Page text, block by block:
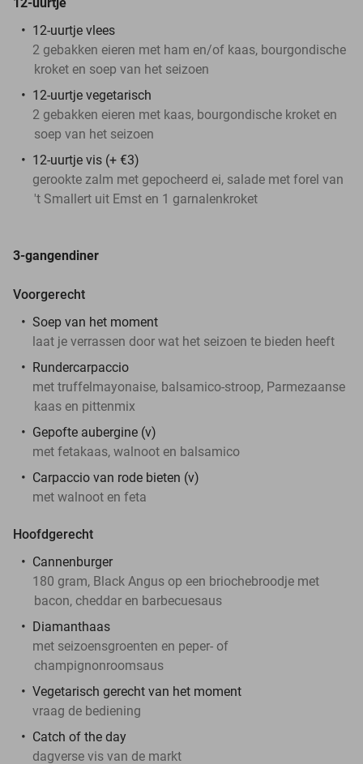
12-uurtje vlees
2 gebakken eieren met ham en/of kaas, bourgondische
kroket en soep van het seizoen
12-uurtje vegetarisch
2 gebakken eieren met kaas, bourgondische kroket en
soep van het seizoen
12-uurtje vis (+ €3)
gerookte zalm met gepocheerd ei, salade met forel van
't Smallert uit Emst en 1 garnalenkroket
3-gangendiner
Voorgerecht
Soep van het moment
laat je verrassen door wat het seizoen te bieden heeft
Rundercarpaccio
met truffelmayonaise, balsamico-stroop, Parmezaanse
kaas en pittenmix
Gepofte aubergine (v)
met fetakaas, walnoot en balsamico
Carpaccio van rode bieten (v)
met walnoot en feta
Hoofdgerecht
Cannenburger
180 gram, Black Angus op een briochebroodje met
bacon, cheddar en barbecuesaus
Diamanthaas
met seizoensgroenten en peper- of
champignonroomsaus
Vegetarisch gerecht van het moment
vraag de bediening
Catch of the day
dagverse vis van de markt